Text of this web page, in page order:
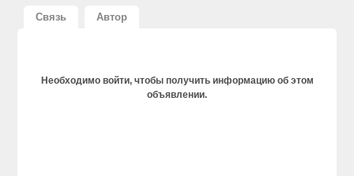
Связь Автор
Необходимо войти, чтобы получить информацию об этом
объявлении.